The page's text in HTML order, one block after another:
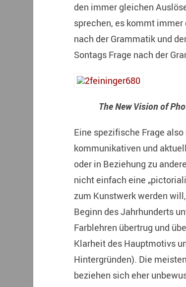
den immer gleichen
sprechen, es kommt immer
nach der Grammatik und
Sontags Frage nach der
The New Vision of
Eine spezifische Frage
kommunikativen und
oder in Beziehung zu
nicht einfach eine
zum Kunstwerk werden
Beginn des Jahrhunderts
Farblehren übertrug und
Klarheit des Hauptmotivs
Hintergründen). Die
beziehen sich eher